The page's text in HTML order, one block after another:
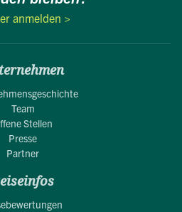
anmelden >
Team
Stellen
Presse
Partner